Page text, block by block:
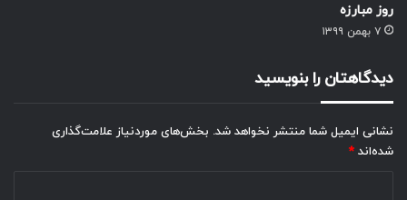
روز مبارزه
۷ بهمن ۱۳۹۹
دیدگاهتان را بنویسید
نشانی ایمیل شما منتشر نخواهد شد. بخش‌های موردنیاز علامت‌گذاری
شده‌اند *